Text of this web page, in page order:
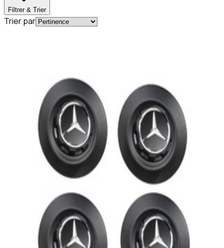
Filtrer & Trier
Trier par
Lot 4 Cache-Moyeu Noir Mat 9283 Mercedes
AMG G 63
1 199,95 €